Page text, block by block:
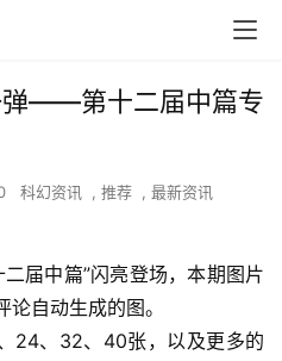
弹——第十二届中篇专
科幻资讯 , 推荐 , 最新资讯
届中篇”闪亮登场，本期图片
自动生成的图。
24、32、40张，以及更多的